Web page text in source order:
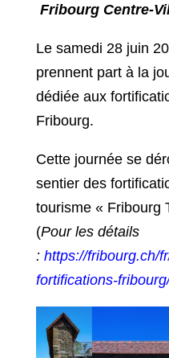
Fribourg Centre-
Le samedi 28 juin
prennent part à la
dédiée aux
Fribourg.
Cette journée se
sentier des
tourisme « Fribourg
(Pour les détails
: https://fribourg.ch/
fortifications-